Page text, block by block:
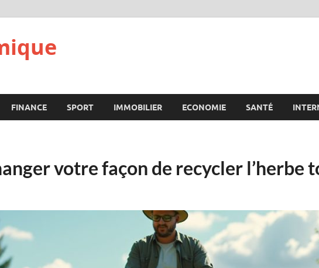
FINANCE SPORT IMMOBILIER ECONOMIE SANTÉ
votre façon de recycler l’herbe